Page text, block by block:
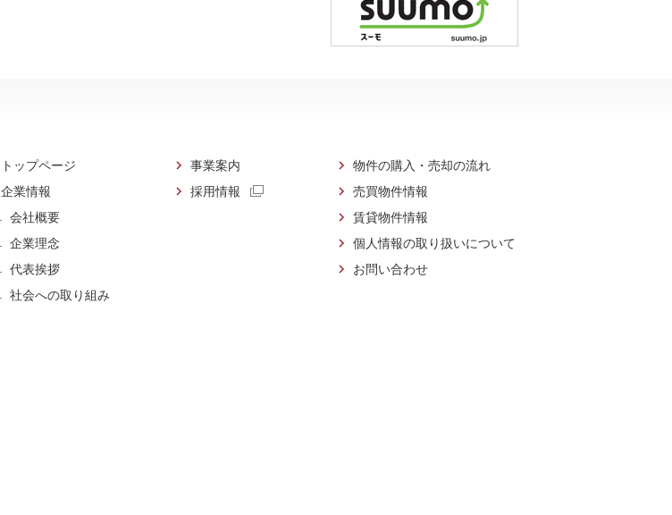
トップページ
企業情報
会社概要
企業理念
代表挨拶
社会への取り組み
事業案内
採用情報
物件の購入・売却の流れ
売買物件情報
賃貸物件情報
個人情報の取り扱いについて
お問い合わせ